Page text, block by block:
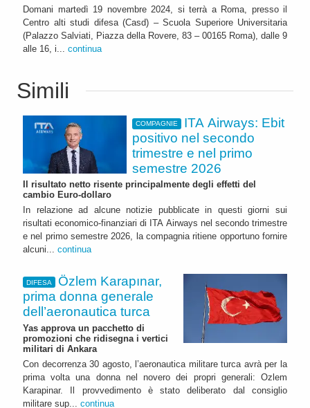
Domani martedì 19 novembre 2024, si terrà a Roma, presso il
Centro alti studi difesa (Casd) – Scuola Superiore Universitaria
(Palazzo Salviati, Piazza della Rovere, 83 – 00165 Roma), dalle 9
alle 16, i... continua
Simili
COMPAGNIE
ITA Airways: Ebit
positivo nel secondo
trimestre e nel primo
semestre 2026
Il risultato netto risente principalmente degli effetti del
cambio Euro-dollaro
In relazione ad alcune notizie pubblicate in questi giorni sui
risultati economico-finanziari di ITA Airways nel secondo trimestre
e nel primo semestre 2026, la compagnia ritiene opportuno fornire
alcuni... continua
DIFESA
Özlem Karapınar,
prima donna generale
dell’aeronautica turca
Yas approva un pacchetto di
promozioni che ridisegna i vertici
militari di Ankara
Con decorrenza 30 agosto, l’aeronautica militare turca avrà per la
prima volta una donna nel novero dei propri generali: Ozlem
Karapinar. Il provvedimento è stato deliberato dal consiglio
militare sup... continua